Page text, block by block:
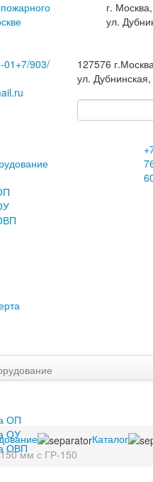
г. Москва,
ул.
+7/903/
127576
ул.
ОП
ОУ
ОВП
Каталог
мм с ГР-150